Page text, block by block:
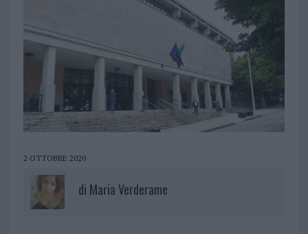
2 OTTOBRE 2020
di Maria Verderame